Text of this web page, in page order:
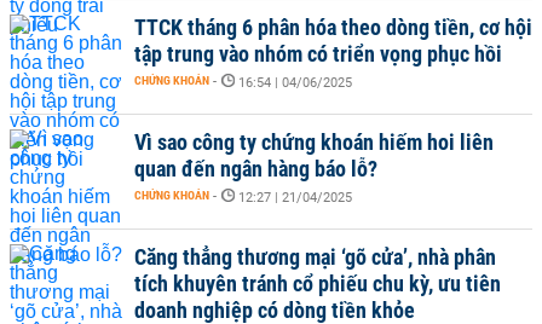
TTCK tháng 6 phân hóa theo dòng tiền, cơ hội
tập trung vào nhóm có triển vọng phục hồi
CHỨNG KHOÁN - 16:54 | 04/06/2025
Vì sao công ty chứng khoán hiếm hoi liên
quan đến ngân hàng báo lỗ?
CHỨNG KHOÁN - 12:27 | 21/04/2025
Căng thẳng thương mại ‘gõ cửa’, nhà phân
tích khuyên tránh cổ phiếu chu kỳ, ưu tiên
doanh nghiệp có dòng tiền khỏe